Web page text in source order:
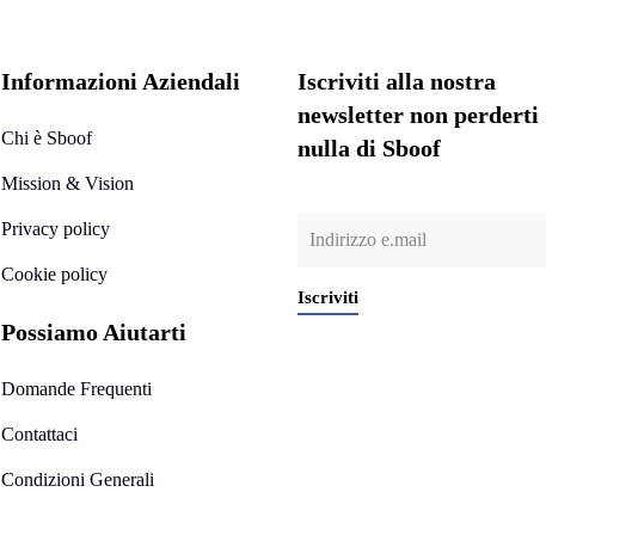
Informazioni Aziendali
Chi è Sboof
Mission & Vision
Privacy policy
Cookie policy
Possiamo Aiutarti
Domande Frequenti
Contattaci
Condizioni Generali
Iscriviti alla nostra
newsletter non perderti
nulla di Sboof
Iscriviti